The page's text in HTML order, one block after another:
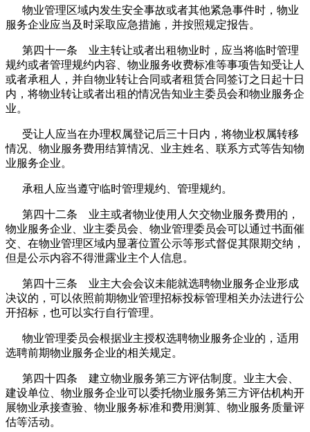
物业管理区域内发生安全事故或者其他紧急事件时，物业
服务企业应当及时采取应急措施，并按照规定报告。
第四十一条 业主转让或者出租物业时，应当将临时管理
规约或者管理规约内容、物业服务收费标准等事项告知受让人
或者承租人，并自物业转让合同或者租赁合同签订之日起十日
内，将物业转让或者出租的情况告知业主委员会和物业服务企
业。
受让人应当在办理权属登记后三十日内，将物业权属转移
情况、物业服务费用结算情况、业主姓名、联系方式等告知物
业服务企业。
承租人应当遵守临时管理规约、管理规约。
第四十二条 业主或者物业使用人欠交物业服务费用的，
物业服务企业、业主委员会、物业管理委员会可以通过书面催
交、在物业管理区域内显著位置公示等形式督促其限期交纳，
但是公示内容不得泄露业主个人信息。
第四十三条 业主大会会议未能就选聘物业服务企业形成
决议的，可以依照前期物业管理招标投标管理相关办法进行公
开招标，也可以实行自行管理。
物业管理委员会根据业主授权选聘物业服务企业的，适用
选聘前期物业服务企业的相关规定。
第四十四条 建立物业服务第三方评估制度。业主大会、
建设单位、物业服务企业可以委托物业服务第三方评估机构开
展物业承接查验、物业服务标准和费用测算、物业服务质量评
估等活动。